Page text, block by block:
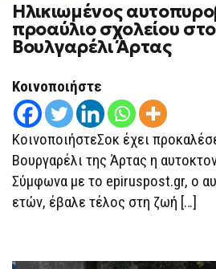
Ηλικιωμένος
προαύλιο σχολείου
Βουλγαρέλι Άρτας
Κοινοποιήστε
ΚοινοποιήστεΣοκ έχει
Βουργαρέλι της Άρτας η
Σύμφωνα με το epiruspost.gr, ο
ετών, έβαλε τέλος στη ζωή […]